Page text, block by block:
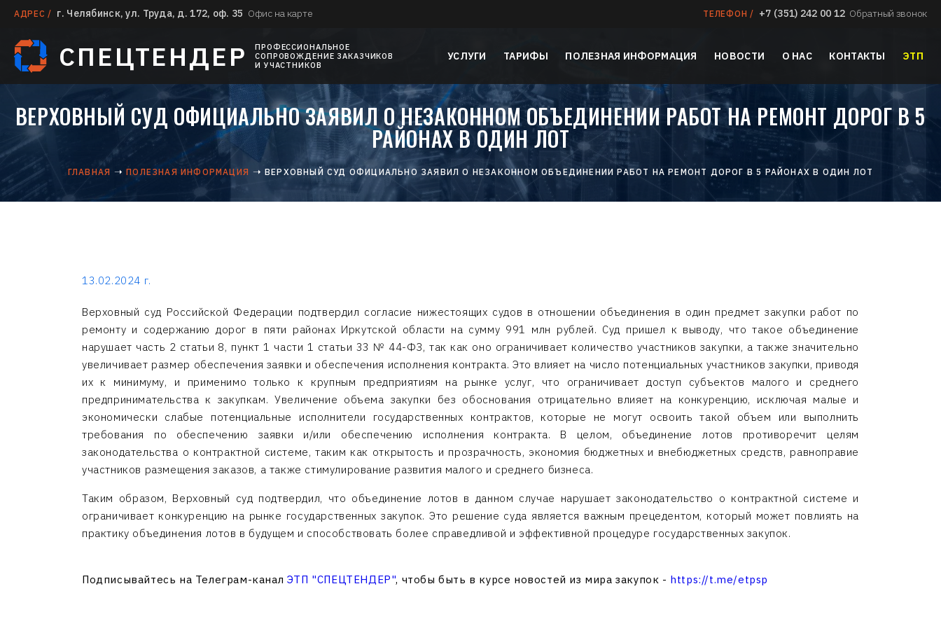
АДРЕС / г. Челябинск, ул. Труда, д. 172, оф. 35 Офис на карте ТЕЛЕФОН / +7 (351) 242 00 12 Обратный звонок
СПЕЦТЕНДЕР
ПРОФЕССИОНАЛЬНОЕ
СОПРОВОЖДЕНИЕ ЗАКАЗЧИКОВ
И УЧАСТНИКОВ
УСЛУГИ ТАРИФЫ ПОЛЕЗНАЯ ИНФОРМАЦИЯ НОВОСТИ О НАС КОНТАКТЫ ЭТП
ВЕРХОВНЫЙ СУД ОФИЦИАЛЬНО ЗАЯВИЛ О НЕЗАКОННОМ ОБЪЕДИНЕНИИ РАБОТ НА РЕМОНТ ДОРОГ В 5
РАЙОНАХ В ОДИН ЛОТ
ГЛАВНАЯ ПОЛЕЗНАЯ ИНФОРМАЦИЯ ВЕРХОВНЫЙ СУД ОФИЦИАЛЬНО ЗАЯВИЛ О НЕЗАКОННОМ ОБЪЕДИНЕНИИ РАБОТ НА РЕМОНТ ДОРОГ В 5 РАЙОНАХ В ОДИН ЛОТ
13.02.2024 г.
Верховный суд Российской Федерации подтвердил согласие нижестоящих судов в отношении объединения в один предмет закупки работ по
ремонту и содержанию дорог в пяти районах Иркутской области на сумму 991 млн рублей. Суд пришел к выводу, что такое объединение
нарушает часть 2 статьи 8, пункт 1 части 1 статьи 33 № 44-ФЗ, так как оно ограничивает количество участников закупки, а также значительно
увеличивает размер обеспечения заявки и обеспечения исполнения контракта. Это влияет на число потенциальных участников закупки, приводя
их к минимуму, и применимо только к крупным предприятиям на рынке услуг, что ограничивает доступ субъектов малого и среднего
предпринимательства к закупкам. Увеличение объема закупки без обоснования отрицательно влияет на конкуренцию, исключая малые и
экономически слабые потенциальные исполнители государственных контрактов, которые не могут освоить такой объем или выполнить
требования по обеспечению заявки и/или обеспечению исполнения контракта. В целом, объединение лотов противоречит целям
законодательства о контрактной системе, таким как открытость и прозрачность, экономия бюджетных и внебюджетных средств, равноправие
участников размещения заказов, а также стимулирование развития малого и среднего бизнеса.
Таким образом, Верховный суд подтвердил, что объединение лотов в данном случае нарушает законодательство о контрактной системе и
ограничивает конкуренцию на рынке государственных закупок. Это решение суда является важным прецедентом, который может повлиять на
практику объединения лотов в будущем и способствовать более справедливой и эффективной процедуре государственных закупок.
Подписывайтесь на Телеграм-канал ЭТП "СПЕЦТЕНДЕР", чтобы быть в курсе новостей из мира закупок - https://t.me/etpsp